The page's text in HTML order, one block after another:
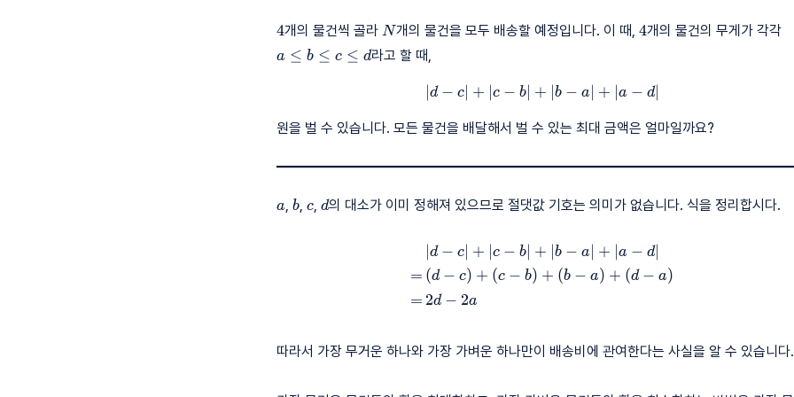
4
4개의 물건씩 골라 N
N개의 물건을 모두 배송할 예정입니다. 이 때, 4
4개의 물건의 무게가 각각a
a ≤ b ≤ c ≤ d라고 할 때,
|d-c|+|c-b|+|b-a|+|a-d|
d − c∣ + c − b∣ + ∣b − a + ∣a − d∣
원을 벌 수 있습니다. 모든 물건을 배달해서 벌 수 있는 최대 금액은 얼마일까요?
a
a, b
b, c
c, d
d의 대소가 이미 정해져 있으므로 절댓값 기호는 의미가 없습니다. 식을 정리합시다.
\begin{aligned}& |d-c|+|c-b|+|b-
=
=
d − c + ∣c − b + ∣b − a + ∣a − d∣
(d − c) + (c − b) + (b − a) + (d − a)
2d − 2a
따라서 가장 무거운 하나와 가장 가벼운 하나만이 배송비에 관여한다는 사실을 알 수 있습니다.